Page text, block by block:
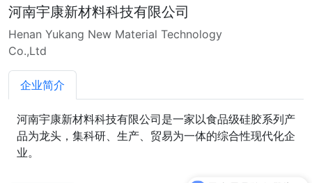
河南宇康新材料科技有限公司
Henan Yukang New Material Technology
Co.,Ltd
企业简介
河南宇康新材料科技有限公司是一家以食品级硅胶系列产
品为龙头，集科研、生产、贸易为一体的综合性现代化企
业。